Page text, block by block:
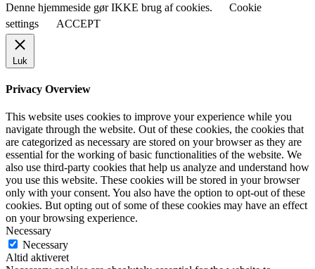
Denne hjemmeside gør IKKE brug af cookies.
Cookie
settings
ACCEPT
Luk
Privacy Overview
This website uses cookies to improve your experience while you
navigate through the website. Out of these cookies, the cookies that
are categorized as necessary are stored on your browser as they are
essential for the working of basic functionalities of the website. We
also use third-party cookies that help us analyze and understand how
you use this website. These cookies will be stored in your browser
only with your consent. You also have the option to opt-out of these
cookies. But opting out of some of these cookies may have an effect
on your browsing experience.
Necessary
Necessary
Altid aktiveret